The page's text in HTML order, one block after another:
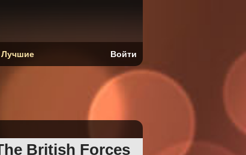
British Forces
Лучшие Войти